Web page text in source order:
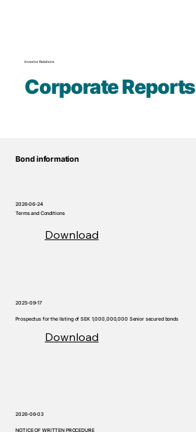
Investor Relations
Corporate Reports
Bond information
2026-06-24
Terms and Conditions
Download
2025-09-17
Prospectus for the listing of SEK 1,000,000,000 Senior secured bonds
Download
2026-06-03
NOTICE OF WRITTEN PROCEDURE